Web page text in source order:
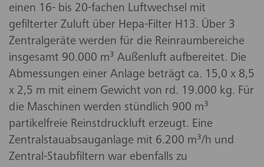
einen 16- bis 20-fachen Luftwechsel mit
gefilterter Zuluft über Hepa-Filter H13. Über 3
Zentralgeräte werden für die Reinraumbereiche
insgesamt 90.000 m³ Außenluft aufbereitet. Die
Abmessungen einer Anlage beträgt ca. 15,0 x 8,5
x 2,5 m mit einem Gewicht von rd. 19.000 kg. Für
die Maschinen werden stündlich 900 m³
partikelfreie Reinstdruckluft erzeugt. Eine
Zentralstauabsauganlage mit 6.200 m³/h und
Zentral-Staubfiltern war ebenfalls zu